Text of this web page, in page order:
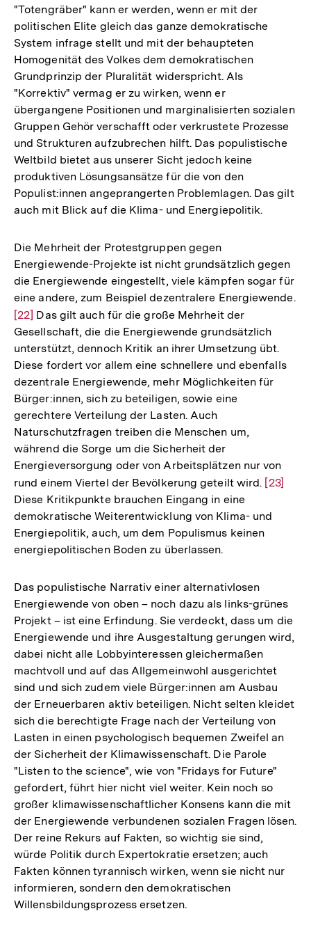
Auflösung
der
Fußnote
"Totengräber" kann er werden, wenn er mit der
politischen Elite gleich das ganze demokratische
System infrage stellt und mit der behaupteten
Homogenität des Volkes dem demokratischen
Grundprinzip der Pluralität widerspricht. Als
"Korrektiv" vermag er zu wirken, wenn er
übergangene Positionen und marginalisierten sozialen
Gruppen Gehör verschafft oder verkrustete Prozesse
und Strukturen aufzubrechen hilft. Das populistische
Weltbild bietet aus unserer Sicht jedoch keine
produktiven Lösungsansätze für die von den
Populist:innen angeprangerten Problemlagen. Das gilt
auch mit Blick auf die Klima- und Energiepolitik.
Die Mehrheit der Protestgruppen gegen
Energiewende-Projekte ist nicht grundsätzlich gegen
die Energiewende eingestellt, viele kämpfen sogar für
eine andere, zum Beispiel dezentralere Energiewende.
Zur
Auflösung
der
Fußnote
[22] Das gilt auch für die große Mehrheit der
Gesellschaft, die die Energiewende grundsätzlich
unterstützt, dennoch Kritik an ihrer Umsetzung übt.
Diese fordert vor allem eine schnellere und ebenfalls
dezentrale Energiewende, mehr Möglichkeiten für
Bürger:innen, sich zu beteiligen, sowie eine
gerechtere Verteilung der Lasten. Auch
Naturschutzfragen treiben die Menschen um,
während die Sorge um die Sicherheit der
Energieversorgung oder von Arbeitsplätzen nur von
rund einem Viertel der Bevölkerung geteilt wird. Zur
der
[23]
Diese Kritikpunkte brauchen Eingang in eine
demokratische Weiterentwicklung von Klima- und
Energiepolitik, auch, um dem Populismus keinen
energiepolitischen Boden zu überlassen.
Das populistische Narrativ einer alternativlosen
Energiewende von oben – noch dazu als links-grünes
Projekt – ist eine Erfindung. Sie verdeckt, dass um die
Energiewende und ihre Ausgestaltung gerungen wird,
dabei nicht alle Lobbyinteressen gleichermaßen
machtvoll und auf das Allgemeinwohl ausgerichtet
sind und sich zudem viele Bürger:innen am Ausbau
der Erneuerbaren aktiv beteiligen. Nicht selten kleidet
sich die berechtigte Frage nach der Verteilung von
Lasten in einen psychologisch bequemen Zweifel an
der Sicherheit der Klimawissenschaft. Die Parole
"Listen to the science", wie von "Fridays for Future"
gefordert, führt hier nicht viel weiter. Kein noch so
großer klimawissenschaftlicher Konsens kann die mit
der Energiewende verbundenen sozialen Fragen lösen.
Der reine Rekurs auf Fakten, so wichtig sie sind,
würde Politik durch Expertokratie ersetzen; auch
Fakten können tyrannisch wirken, wenn sie nicht nur
informieren, sondern den demokratischen
Willensbildungsprozess ersetzen.